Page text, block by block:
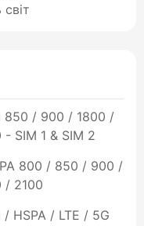
850 / 900 / 1800 /
- SIM 1 & SIM 2
800 / 850 / 900 /
/ 2100
/ HSPA / LTE / 5G